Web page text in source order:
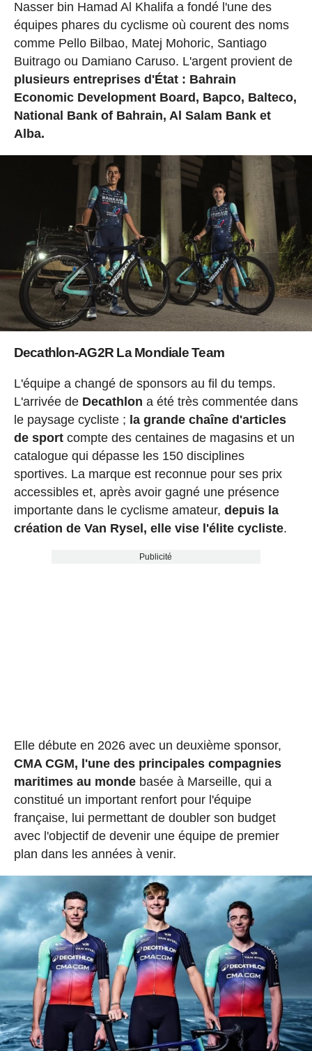
Nasser bin Hamad Al Khalifa a fondé l'une des
équipes phares du cyclisme où courent des noms
comme Pello Bilbao, Matej Mohoric, Santiago
Buitrago ou Damiano Caruso. L'argent provient de
plusieurs entreprises d'État : Bahrain
Economic Development Board, Bapco, Balteco,
National Bank of Bahrain, Al Salam Bank et
Alba.
Decathlon-AG2R La Mondiale Team
L'équipe a changé de sponsors au fil du temps.
L'arrivée de Decathlon a été très commentée dans
le paysage cycliste ; la grande chaîne d'articles
de sportcompte des centaines de magasins et un
catalogue qui dépasse les 150 disciplines
sportives. La marque est reconnue pour ses prix
accessibles et, après avoir gagné une présence
importante dans le cyclisme amateur, depuis la
création de Van Rysel, elle vise l'élite cycliste.
Publicité
Elle débute en 2026 avec un deuxième sponsor,
CMA CGM, l'une des principales compagnies
maritimes au mondebasée à Marseille, qui a
constitué un important renfort pour l'équipe
française, lui permettant de doubler son budget
avec l'objectif de devenir une équipe de premier
plan dans les années à venir.